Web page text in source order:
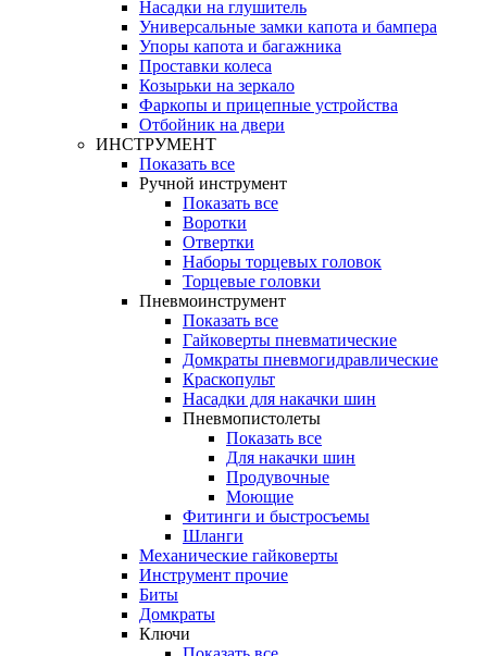
Насадки на глушитель
Универсальные замки капота и бампера
Упоры капота и багажника
Проставки колеса
Козырьки на зеркало
Фаркопы и прицепные устройства
Отбойник на двери
ИНСТРУМЕНТ
Показать все
Ручной инструмент
Показать все
Воротки
Отвертки
Наборы торцевых головок
Торцевые головки
Пневмоинструмент
Показать все
Гайковерты пневматические
Домкраты пневмогидравлические
Краскопульт
Насадки для накачки шин
Пневмопистолеты
Показать все
Для накачки шин
Продувочные
Моющие
Фитинги и быстросъемы
Шланги
Механические гайковерты
Инструмент прочиe
Биты
Домкраты
Ключи